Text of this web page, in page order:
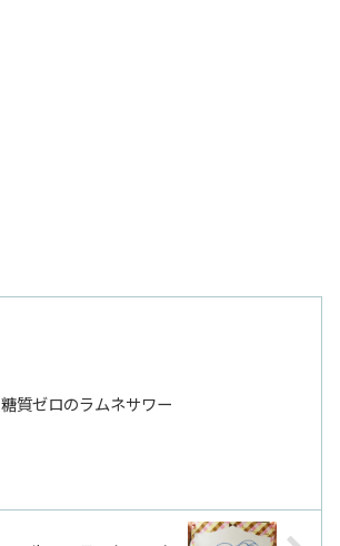
糖質ゼロのラムネサワー